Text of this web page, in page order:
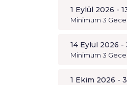
1 Eylül 2026 -
Minimum 3
14 Eylül 2026
Minimum 3
1 Ekim 2026 -